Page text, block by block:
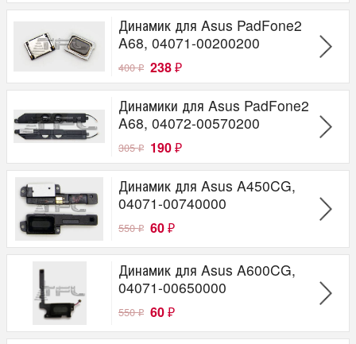
Для Бренда
Alcatel
Asus
FLY
Lenovo
Samsung
Динамик для Asus PadFone2
A68, 04071-00200200
400₽ 238 ₽
Динамики для Asus PadFone2
A68, 04072-00570200
305₽ 190 ₽
Динамик для Asus A450CG,
04071-00740000
550₽ 60 ₽
Динамик для Asus A600CG,
04071-00650000
550₽ 60 ₽